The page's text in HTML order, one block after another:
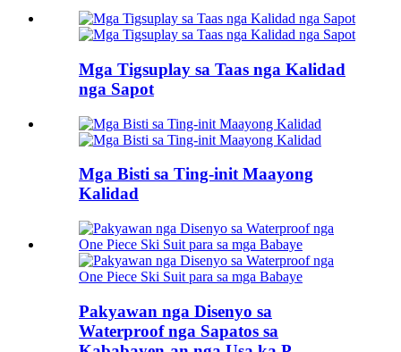
Mga Tigsuplay sa Taas nga Kalidad
nga Sapot
Mga Bisti sa Ting-init Maayong
Kalidad
Pakyawan nga Disenyo sa
Waterproof nga Sapatos sa